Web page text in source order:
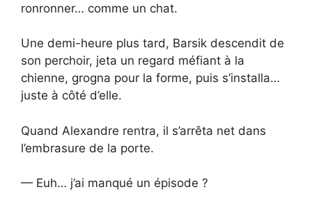
ronronner… comme un chat.
Une demi-heure plus tard, Barsik descendit de
son perchoir, jeta un regard méfiant à la
chienne, grogna pour la forme, puis s’installa…
juste à côté d’elle.
Quand Alexandre rentra, il s’arrêta net dans
l’embrasure de la porte.
— Euh… j’ai manqué un épisode ?